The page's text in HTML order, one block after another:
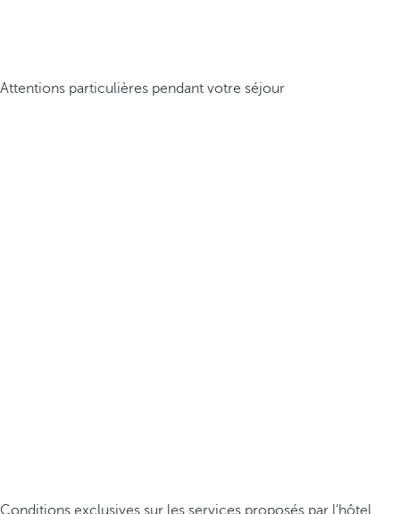
Attentions particulières pendant votre séjour
Conditions exclusives sur les services proposés par l’hôtel